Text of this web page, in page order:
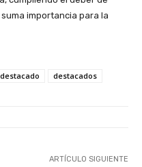
importancia para la
destacado destacados
ARTÍCULO SIGUIENTE